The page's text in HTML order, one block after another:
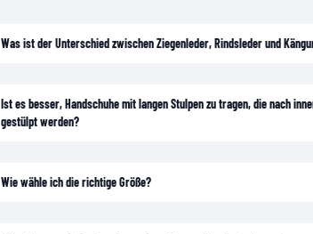
SHIRTS
Was ist der Unterschied zwischen Ziegenleder, Rindsleder und
Ist es besser, Handschuhe mit langen Stulpen zu tragen, die nach
gestülpt werden?
Wie wähle ich die richtige Größe?